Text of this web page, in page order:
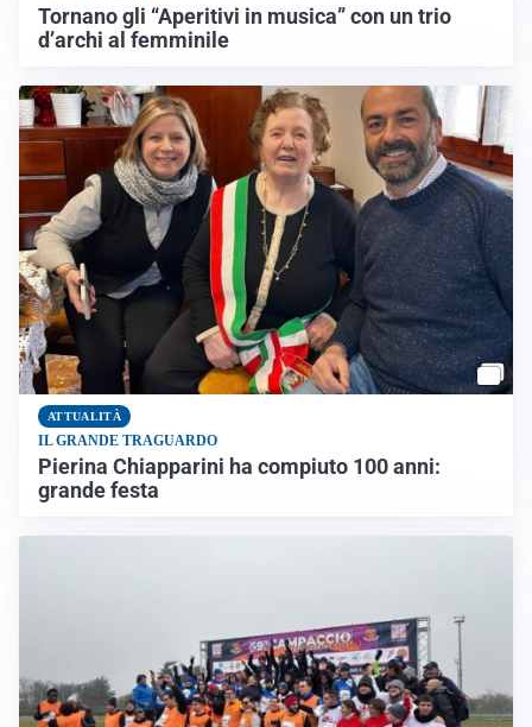
Tornano gli “Aperitivi in musica” con un trio
d’archi al femminile
ATTUALITÀ
IL GRANDE TRAGUARDO
Pierina Chiapparini ha compiuto 100 anni:
grande festa